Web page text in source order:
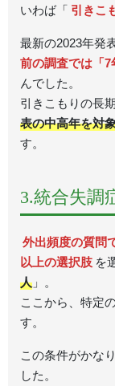
いわば「 引きこ
最新の2023年発
前の調査では「
んでした。
引きこもりの長
表の中高年を対
す。
3.統合失調
外出頻度の質問
以上の選択肢 を
人 」。
ここから、特定
す。
この条件がかな
した。